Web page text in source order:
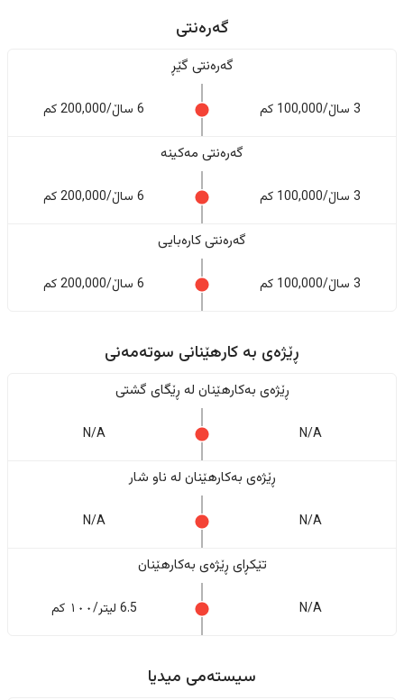
گەرەنتی
گەرەنتی گێڕ
3 ساڵ/100,000 کم 6 ساڵ/200,000 کم
گەرەنتی مەکینە
3 ساڵ/100,000 کم 6 ساڵ/200,000 کم
گەرەنتی کارەبایی
3 ساڵ/100,000 کم 6 ساڵ/200,000 کم
ڕێژەى به کارهێنانی سوتەمەنی
ڕێژەى بەکارهێنان له ڕێگای گشتی
N/A
N/A
ڕێژەى بەکارهێنان له ناو شار
N/A
N/A
تێکڕای ڕێژەى بەکارهێنان
N/A 6.5 لیتر/١٠٠ کم
سیستەمی میدیا